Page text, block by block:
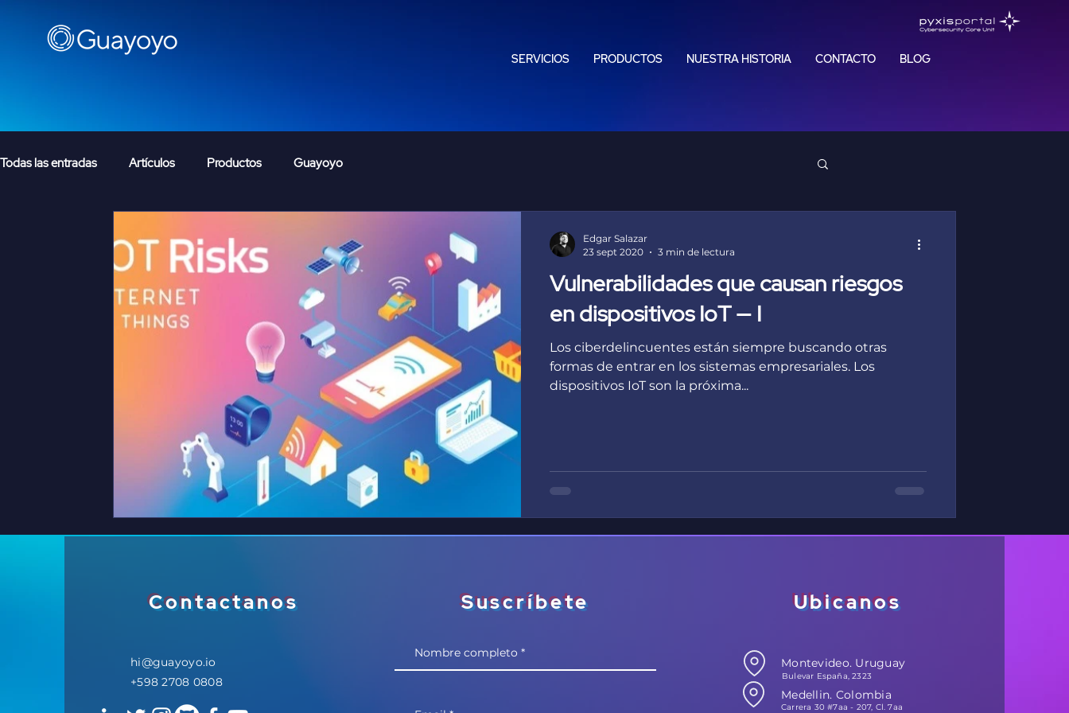
SERVICIOS PRODUCTOS NUESTRA HISTORIA CONTACTO BLOG
Todas las entradas Artículos Productos Guayoyo
Vulnerabilidades que causan riesgos
en dispositivos IoT — I
Los ciberdelincuentes están siempre buscando otras
formas de entrar en los sistemas empresariales. Los
dispositivos IoT son la próxima...
Edgar Salazar
23 sept 2020
3 min de lectura
Contactanos
hi@guayoyo.io
+598 2708 0808
Suscríbete Ubicanos
Montevideo. Uruguay
Bulevar España, 2323
Medellin. Colombia
Carrera 30 #7aa - 207, Cl. 7aa